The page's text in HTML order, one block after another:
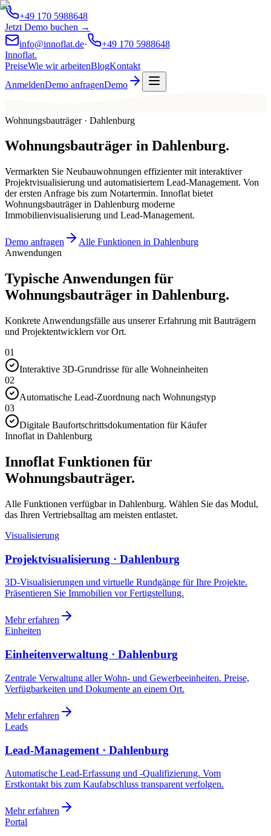
+49 170 5988648
Jetzt Demo buchen →
info@innoflat.de·
+49 170 5988648
Innoflat.
PreiseWie wir arbeitenBlogKontakt
AnmeldenDemo anfragenDemo
Wohnungsbauträger · Dahlenburg
Wohnungsbauträger in Dahlenburg.
Vermarkten Sie Neubauwohnungen effizienter mit interaktiver
Projektvisualisierung und automatisiertem Lead-Management. Von
der ersten Anfrage bis zum Notartermin. Innoflat bietet
Wohnungsbauträger in Dahlenburg moderne
Immobilienvisualisierung und Lead-Management.
Demo anfragen
Alle Funktionen in Dahlenburg
Anwendungen
Typische Anwendungen für
Wohnungsbauträger in Dahlenburg.
Konkrete Anwendungsfälle aus unserer Erfahrung mit Bauträgern
und Projektentwicklern vor Ort.
01
Interaktive 3D-Grundrisse für alle Wohneinheiten
02
Automatische Lead-Zuordnung nach Wohnungstyp
03
Digitale Baufortschrittsdokumentation für Käufer
Innoflat in Dahlenburg
Innoflat Funktionen für
Wohnungsbauträger.
Alle Funktionen verfügbar in Dahlenburg. Wählen Sie das Modul,
das Ihren Vertriebsalltag am meisten entlastet.
Visualisierung
Projektvisualisierung · Dahlenburg
3D-Visualisierungen und virtuelle Rundgänge für Ihre Projekte.
Präsentieren Sie Immobilien vor Fertigstellung.
Mehr erfahren
Einheiten
Einheitenverwaltung · Dahlenburg
Zentrale Verwaltung aller Wohn- und Gewerbeeinheiten. Preise,
Verfügbarkeiten und Dokumente an einem Ort.
Mehr erfahren
Leads
Lead-Management · Dahlenburg
Automatische Lead-Erfassung und -Qualifizierung. Vom
Erstkontakt bis zum Kaufabschluss transparent verfolgen.
Mehr erfahren
Portal